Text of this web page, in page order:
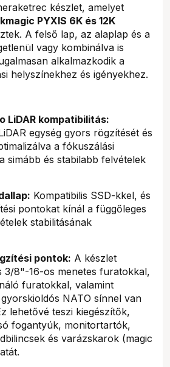
készlet, amelyet
PYXIS 6K és 12K
A felső lap, az alaplap és a
vagy kombinálva is
alkalmazkodik a
helyszínekhez és igényekhez.
LiDAR kompatibilitás:
egység gyors rögzítését és
a fókuszálási
simább és stabilabb felvételek
Kompatibilis SSD-kkel, és
pontokat kínál a függőleges
stabilitásának
pontok: A készlet
3/8"-16-os menetes furatokkal,
furatokkal, valamint
NATO sínnel van
lehetővé teszi kiegészítők,
fogantyúk, monitortartók,
és varázskarok (magic